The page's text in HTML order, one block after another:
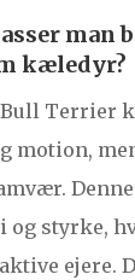
man
kæledyr?
Bull Terrier
motion,
og styrke,
ejere.